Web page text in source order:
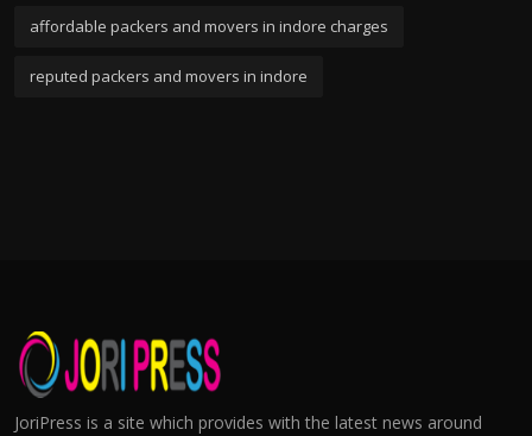
affordable packers and movers in indore charges
reputed packers and movers in indore
JoriPress is a site which provides with the latest news around